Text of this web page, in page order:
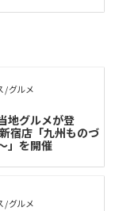
/ グルメ
地グルメが登
宿店「九州ものづ
」を開催
/ グルメ